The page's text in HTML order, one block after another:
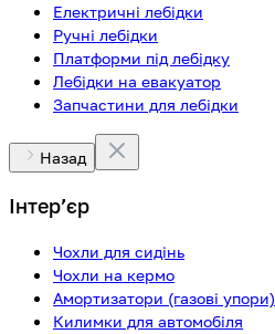
Електричні лебідки
Ручні лебідки
Платформи під лебідку
Лебідки на евакуатор
Запчастини для лебідки
Назад
Інтерʼєр
Чохли для сидінь
Чохли на кермо
Амортизатори (газові упори)
Килимки для автомобіля